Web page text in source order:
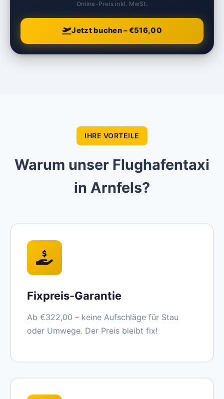
Online-Preis inkl. MwSt.
Jetzt buchen – €516,00
IHRE VORTEILE
Warum unser Flughafentaxi
in Arnfels?
Fixpreis-Garantie
Ab €322,00 – keine Aufschläge für Stau
oder Umwege. Der Preis bleibt fix!